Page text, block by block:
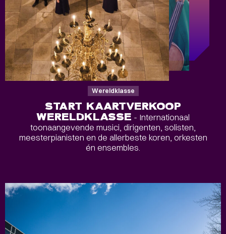
Wereldklasse
START KAARTVERKOOP
WERELDKLASSE - Internationaal
toonaangevende musici, dirigenten, solisten,
meesterpianisten en de allerbeste koren, orkesten
én ensembles.